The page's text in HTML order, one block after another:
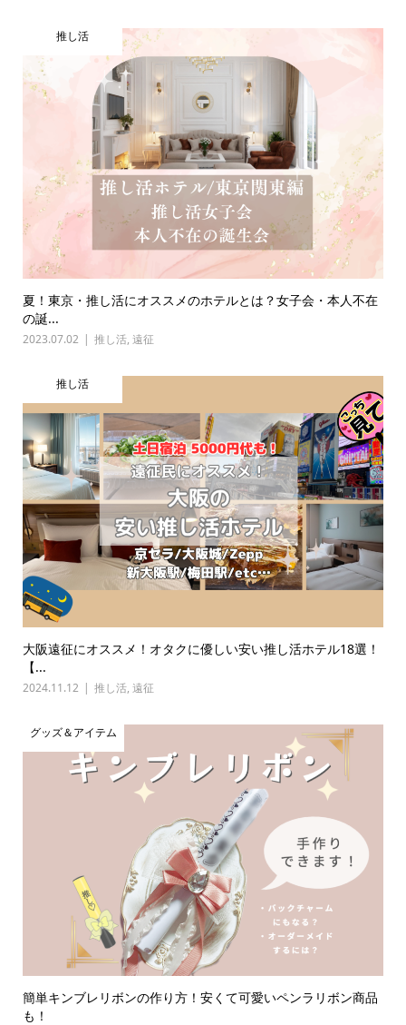
推し活
夏！東京・推し活にオススメのホテルとは？女子会・本人不在
の誕...
2023.07.02 推し活, 遠征
推し活
大阪遠征にオススメ！オタクに優しい安い推し活ホテル18選！
【...
2024.11.12 推し活, 遠征
グッズ＆アイテム
簡単キンブレリボンの作り方！安くて可愛いペンラリボン商品
も！